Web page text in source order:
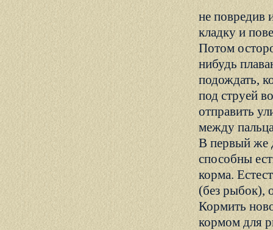
не повредив
кладку и
Потом
нибудь
подождать,
под струей
отправить
между
В первый же
способны
корма.
(без рыбок),
Кормить
кормом для